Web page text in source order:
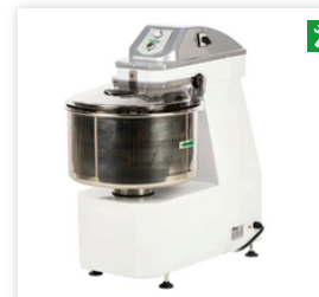
Wolf Garten
Wortex
Worx
Yard Force
Zephir